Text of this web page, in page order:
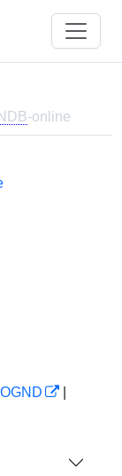
NDB-online
OGND